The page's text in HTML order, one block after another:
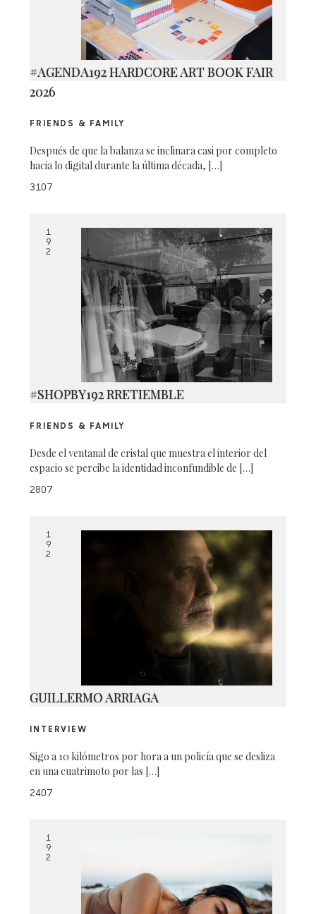
IMG-3352
#AGENDA192 HARDCORE ART BOOK FAIR
2026
FRIENDS & FAMILY
Después de que la balanza se inclinara casi por completo
hacia lo digital durante la última década, […]
3107
1
9
2
#SHOPBY192 RRETIEMBLE
FRIENDS & FAMILY
Desde el ventanal de cristal que muestra el interior del
espacio se percibe la identidad inconfundible de […]
2807
1
9
2
GUILLERMO ARRIAGA
INTERVIEW
Sigo a 10 kilómetros por hora a un policía que se desliza
en una cuatrimoto por las […]
2407
1
9
2